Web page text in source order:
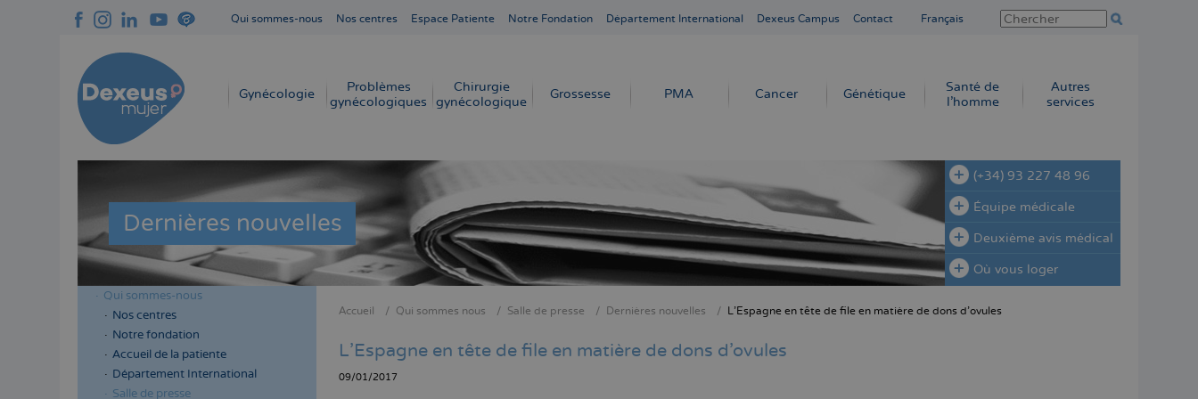
Qui sommes-nous Nos centres Espace Patiente Notre Fondation Département International Dexeus Campus Contact Français
Navegación
Gynécologie
Problèmes
gynécologiques
Chirurgie
gynécologique
Grossesse PMA Cancer Génétique
Santé de
l’homme
Autres
services
Dernières nouvelles
(+34) 93 227 48 96
Équipe médicale
Deuxième avis médical
Où vous loger
Menú
lateral
cabecera
Qui sommes-nous
Nos centres
Notre fondation
Accueil de la patiente
Département International
Salle de presse
d'Ariane
Accueil Qui sommes nous Salle de presse Dernières nouvelles L'Espagne en tête de file en matière de dons d'ovules
L'Espagne en tête de file en matière de dons d'ovules
09/01/2017